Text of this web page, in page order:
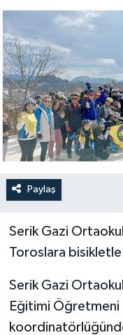
Paylaş
Serik Gazi
Toroslara
Serik Gazi
Eğitimi